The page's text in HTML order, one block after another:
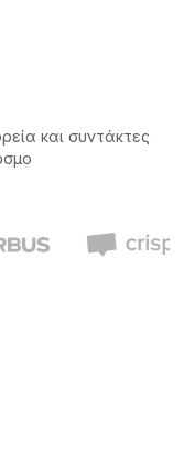
και συντάκτες